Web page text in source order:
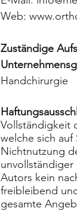
Web:
Zuständige
Handchirurgie
Vollständigkeit
welche sich
Nichtnutzung
unvollständiger
Autors kein
freibleibend
gesamte